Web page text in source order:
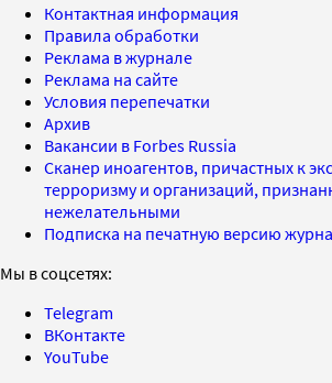
Контактная информация
Правила обработки
Реклама в журнале
Реклама на сайте
Условия перепечатки
Архив
Вакансии в Forbes Russia
Сканер иноагентов, причастных к
терроризму и организаций,
нежелательными
Подписка на печатную версию
Мы в соцсетях:
Telegram
ВКонтакте
YouTube